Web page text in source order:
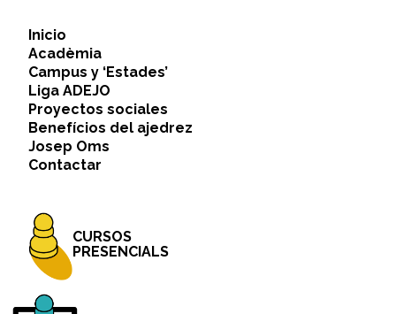
Inicio
Acadèmia
Campus y ‘Estades’
Liga ADEJO
Proyectos sociales
Benefícios del ajedrez
Josep Oms
Contactar
CURSOS
PRESENCIALS